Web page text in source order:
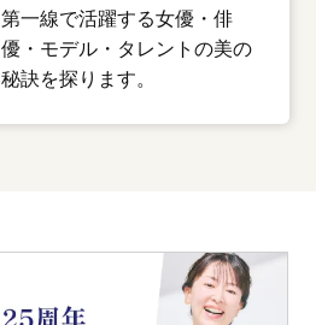
第一線で活躍する女優・俳
優・モデル・タレントの美の
秘訣を探ります。